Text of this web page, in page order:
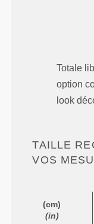
Totale
option
look
TAILLE
VOS
(cm)
(in)